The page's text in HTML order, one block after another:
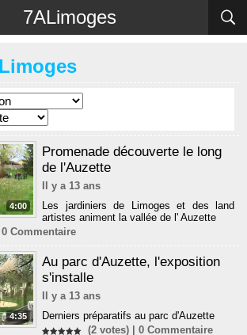
7ALimoges
4:00
Promenade découverte le long
de l'Auzette
Il y a 13 ans
Les jardiniers de Limoges et des land
artistes animent la vallée de l' Auzette
0 Commentaire
4:35
Au parc d'Auzette, l'exposition
s'installe
Il y a 13 ans
Derniers préparatifs au parc d'Auzette
(2 votes) |0 Commentaire